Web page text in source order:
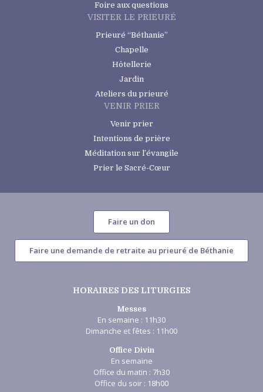
Foire aux questions
VISITER LE PRIEURÉ
Prieuré “Béthanie”
Chapelle
Hôtellerie
Jardin
Ateliers du prieuré
VENIR PRIER
Venir prier
Intentions de prière
Méditation sur l’évangile
Prier le Sacré-Cœur
Faire un don
Faire une demande de retraite au prieuré de Béthanie
HORAIRES DES LITURGIES
Messes
En semaine : 11h30
Dimanche et fêtes : 11h00
Office Divin
En semaine
Office du matin : 7h30
Office du soir : 18h00